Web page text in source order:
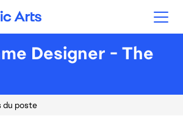
Arts
Designer - The
du poste